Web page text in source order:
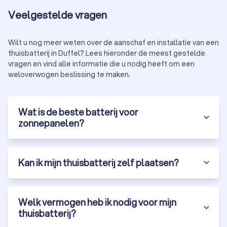
kortsluiting of overbelasting.
Bedrading aanleggen:Vaak is het nodig om nieuwe
thuisbatterij. Dit mag alleen gebeuren door een
gecertificeerde installateur ofelektricien.
Optimale prestaties:Een expert stemt de capaciteit van
uw batterij perfect af op uw energieverbruik en
Door een gecertificeerde installateur in te schakelen, bent u
zeker van een betrouwbare en duurzame installatie. Op
Trustlocal vindt u een overzicht van de beste thuisbatterij-
Wat kost een thuisbatterij inclusief installatie
in Duffel?
De prijs van een thuisbatterij hangt af van de capaciteit, het
type batterij en de installatiekosten. Gemiddeld ligt de prijs
Veelgestelde vragen
Wilt u nog meer weten over de aanschaf en installatie van een
thuisbatterij in Duffel? Lees hieronder de meest gestelde
vragen en vind alle informatie die u nodig heeft om een
weloverwogen beslissing te maken.
Wat is de beste batterij voor
zonnepanelen?
Kan ik mijn thuisbatterij zelf plaatsen?
Welk vermogen heb ik nodig voor mijn
thuisbatterij?